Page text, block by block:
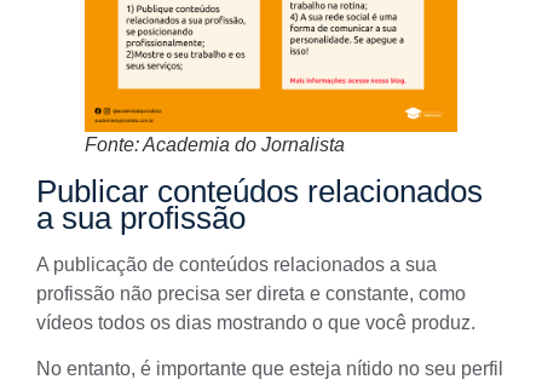
Fonte: Academia do Jornalista
Publicar conteúdos relacionados
a sua profissão
A publicação de conteúdos relacionados a sua
profissão não precisa ser direta e constante, como
vídeos todos os dias mostrando o que você produz.
No entanto, é importante que esteja nítido no seu perfil